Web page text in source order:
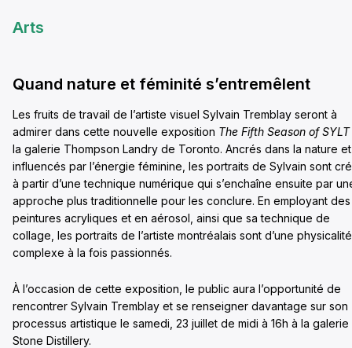
Arts
Quand nature et féminité s’entremêlent
Les fruits de travail de l’artiste visuel Sylvain Tremblay seront à
admirer dans cette nouvelle exposition The Fifth Season of SYLT
la galerie Thompson Landry de Toronto. Ancrés dans la nature et
influencés par l’énergie féminine, les portraits de Sylvain sont
à partir d’une technique numérique qui s’enchaîne ensuite par
approche plus traditionnelle pour les conclure. En employant des
peintures acryliques et en aérosol, ainsi que sa technique de
collage, les portraits de l’artiste montréalais sont d’une physicalité
complexe à la fois passionnés.
À l’occasion de cette exposition, le public aura l’opportunité de
rencontrer Sylvain Tremblay et se renseigner davantage sur son
processus artistique le samedi, 23 juillet de midi à 16h à la galerie
Stone Distillery.